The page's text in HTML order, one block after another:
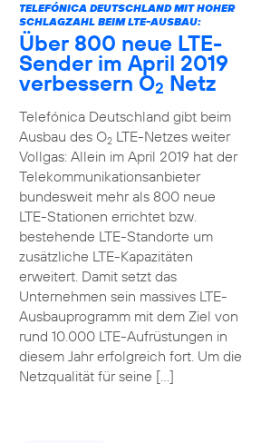
TELEFÓNICA DEUTSCHLAND MIT HOHER
SCHLAGZAHL BEIM LTE-AUSBAU:
Über 800 neue LTE-
Sender im April 2019
verbessern O2 Netz
Telefónica Deutschland gibt beim
Ausbau des O2LTE-Netzes weiter
Vollgas: Allein im April 2019 hat der
Telekommunikationsanbieter
bundesweit mehr als 800 neue
LTE-Stationen errichtet bzw.
bestehende LTE-Standorte um
zusätzliche LTE-Kapazitäten
erweitert. Damit setzt das
Unternehmen sein massives LTE-
Ausbauprogramm mit dem Ziel von
rund 10.000 LTE-Aufrüstungen in
diesem Jahr erfolgreich fort. Um die
Netzqualität für seine […]